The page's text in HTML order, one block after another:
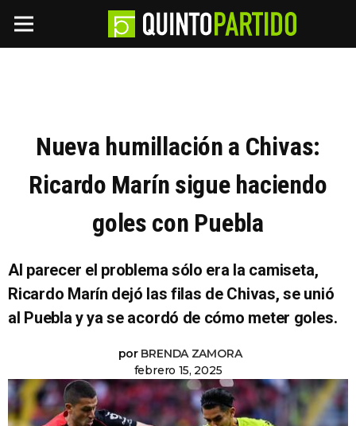
Nueva humillación a Chivas:
Ricardo Marín sigue haciendo
goles con Puebla
Al parecer el problema sólo era la camiseta,
Ricardo Marín dejó las filas de Chivas, se unió
al Puebla y ya se acordó de cómo meter goles.
por BRENDA ZAMORA
febrero 15, 2025